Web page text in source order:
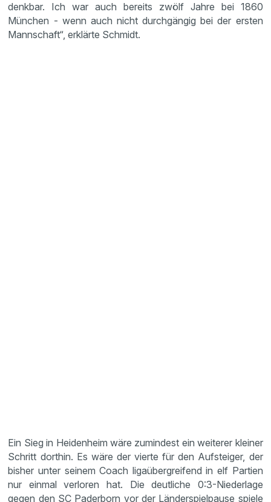
denkbar. Ich war auch bereits zwölf Jahre bei 1860
München - wenn auch nicht durchgängig bei der ersten
Mannschaft“, erklärte Schmidt.
Ein Sieg in Heidenheim wäre zumindest ein weiterer kleiner
Schritt dorthin. Es wäre der vierte für den Aufsteiger, der
bisher unter seinem Coach ligaübergreifend in elf Partien
nur einmal verloren hat. Die deutliche 0:3-Niederlage
gegen den SC Paderborn vor der Länderspielpause spiele